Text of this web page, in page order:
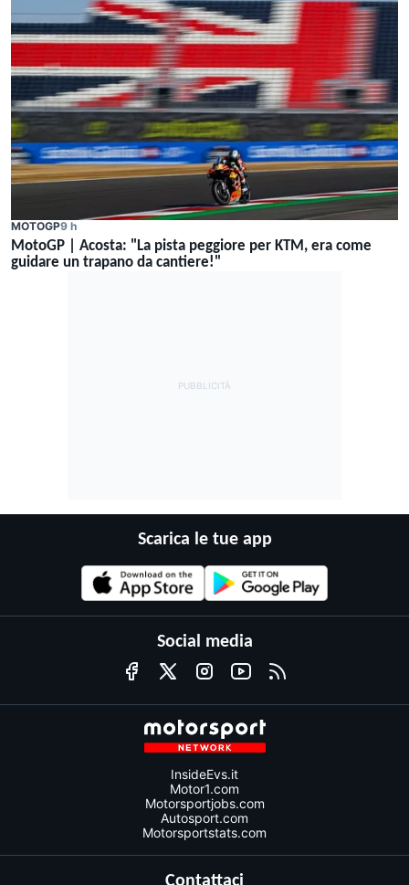
MOTOGP9 h
MotoGP | Acosta: "La pista peggiore per KTM, era come
guidare un trapano da cantiere!"
Scarica le tue app
Social media
InsideEvs.it
Motor1.com
Motorsportjobs.com
Autosport.com
Motorsportstats.com